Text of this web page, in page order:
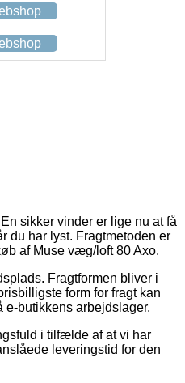
sikker vinder er lige nu at få
du har lyst. Fragtmetoden er
af Muse væg/loft 80 Axo.
Fragtformen bliver i
form for fragt kan
butikkens arbejdslager.
i tilfælde af at vi har
leveringstid for den